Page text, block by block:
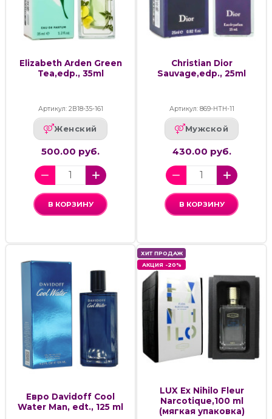
Elizabeth Arden Green
Tea,edp., 35ml
Артикул: 2В18-35-161
Женский
500.00 руб.
В КОРЗИНУ
Christian Dior
Sauvage,edp., 25ml
Артикул: 869-НТН-11
Мужской
430.00 руб.
В КОРЗИНУ
Евро Davidoff Cool
Water Man, edt., 125 ml
ХИТ ПРОДАЖ
АКЦИЯ -20%
LUX Ex Nihilo Fleur
Narcotique,100 ml
(мягкая упаковка)